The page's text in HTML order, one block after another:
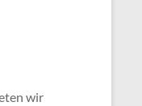
wir